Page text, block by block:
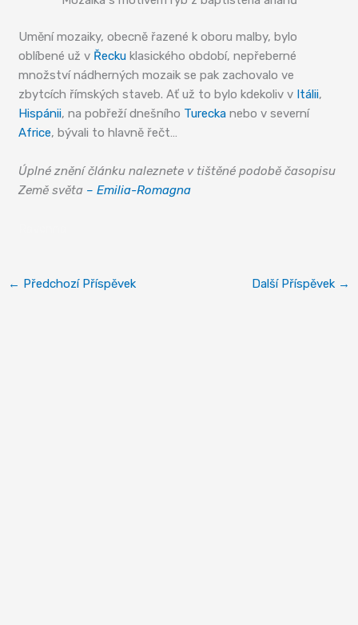
Umění mozaiky, obecně řazené k oboru malby, bylo
oblíbené už v Řecku klasického období, nepřeberné
množství nádherných mozaik se pak zachovalo ve
zbytcích římských staveb. Ať už to bylo kdekoliv v Itálii,
Hispánii, na pobřeží dnešního Turecka nebo v severní
Africe, bývali to hlavně řečt…
Úplné znění článku naleznete v tištěné podobě časopisu
Země světa – Emilia-Romagna
← Předchozí Příspěvek Další Příspěvek →